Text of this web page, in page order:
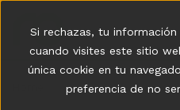
Si rechazas, tu
cuando visites este sitio
única cookie en tu
preferencia de no
t
r
s
E
n